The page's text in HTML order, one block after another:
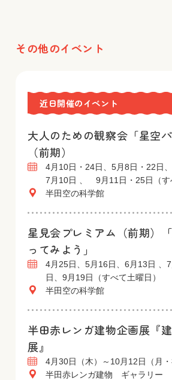
その他のイベント
近日開催のイベント
大人のための観察会「星空パ
（前期）
4月10日・24日、5月8日・22日
7月10日 、 9月11日・25日（す
半田空の科学館
星見会プレミアム（前期）
ってみよう」
4月25日、5月16日、6月13日
日、9月19日（すべて土曜日）
半田空の科学館
半田赤レンガ建物企画展『
展』
4月30日（木）～10月12日（月・
半田赤レンガ建物 ギャラリー